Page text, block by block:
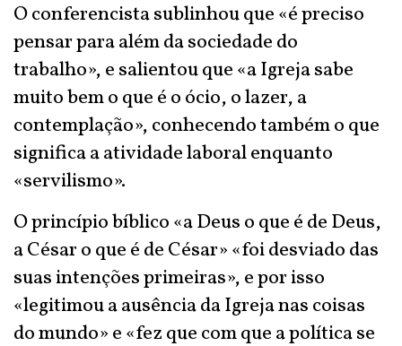
O conferencista sublinhou que «é preciso
pensar para além da sociedade do
trabalho», e salientou que «a Igreja sabe
muito bem o que é o ócio, o lazer, a
contemplação», conhecendo também o que
significa a atividade laboral enquanto
«servilismo».
O princípio bíblico «a Deus o que é de Deus,
a César o que é de César» «foi desviado das
suas intenções primeiras», e por isso
«legitimou a ausência da Igreja nas coisas
do mundo» e «fez que com que a política se